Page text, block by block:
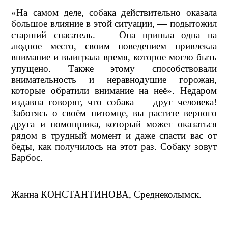
«На самом деле, собака действительно оказала
большое влияние в этой ситуации, — подытожил
старший спасатель. — Она пришла одна на
людное место, своим поведением привлекла
внимание и выиграла время, которое могло быть
упущено. Также этому способствовали
внимательность и неравнодушие горожан,
которые обратили внимание на неё». Недаром
издавна говорят, что собака — друг человека!
Заботясь о своём питомце, вы растите верного
друга и помощника, который может оказаться
рядом в трудный момент и даже спасти вас от
беды, как получилось на этот раз. Собаку зовут
Барбос.
Жанна КОНСТАНТИНОВА, Среднеколымск.